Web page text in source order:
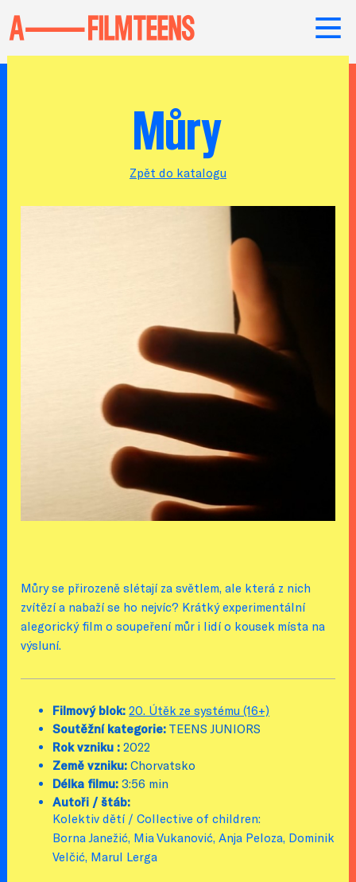
Můry
Zpět do katalogu
Můry se přirozeně slétají za světlem, ale která z nich
zvítězí a nabaží se ho nejvíc? Krátký experimentální
alegorický film o soupeření můr i lidí o kousek místa na
výsluní.
Filmový blok:20. Útěk ze systému (16+)
Soutěžní kategorie: TEENS JUNIORS
Rok vzniku : 2022
Země vzniku: Chorvatsko
Délka filmu: 3:56 min
Autoři / štáb:
Kolektiv dětí / Collective of children:
Borna Janežić, Mia Vukanović, Anja Peloza, Dominik
Velčić, Marul Lerga